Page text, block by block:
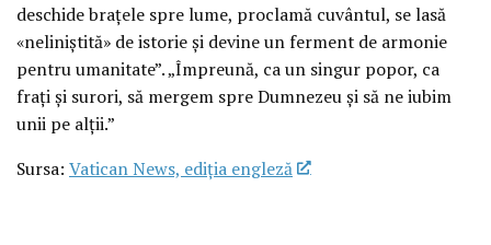
deschide brațele spre lume, proclamă cuvântul, se lasă
«neliniștită» de istorie și devine un ferment de armonie
pentru umanitate”. „Împreună, ca un singur popor, ca
frați și surori, să mergem spre Dumnezeu și să ne iubim
unii pe alții.”
Sursa: Vatican News, ediția engleză